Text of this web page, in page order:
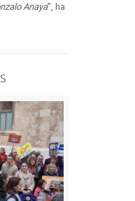
Anaya”, ha